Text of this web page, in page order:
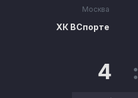
Москва
ХК ВСпорте
4 :